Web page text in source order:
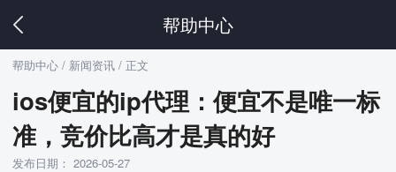
帮助中心
帮助中心 / 新闻资讯 / 正文
ios便宜的ip代理：便宜不是唯一标
准，竞价比高才是真的好
发布日期： 2026-05-27